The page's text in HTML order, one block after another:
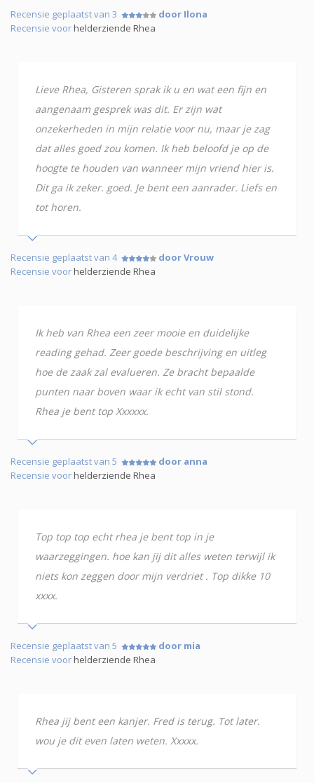
Recensie geplaatst van 3
door Ilona
Recensie voorhelderziende Rhea
Lieve Rhea, Gisteren sprak ik u en wat een fijn en
aangenaam gesprek was dit. Er zijn wat
onzekerheden in mijn relatie voor nu, maar je zag
dat alles goed zou komen. Ik heb beloofd je op de
hoogte te houden van wanneer mijn vriend hier is.
Dit ga ik zeker. goed. Je bent een aanrader. Liefs en
tot horen.
Recensie geplaatst van 4
door Vrouw
Recensie voorhelderziende Rhea
Ik heb van Rhea een zeer mooie en duidelijke
reading gehad. Zeer goede beschrijving en uitleg
hoe de zaak zal evalueren. Ze bracht bepaalde
punten naar boven waar ik echt van stil stond.
Rhea je bent top Xxxxxx.
Recensie geplaatst van 5
door anna
Recensie voorhelderziende Rhea
Top top top echt rhea je bent top in je
waarzeggingen. hoe kan jij dit alles weten terwijl ik
niets kon zeggen door mijn verdriet . Top dikke 10
xxxx.
Recensie geplaatst van 5
door mia
Recensie voorhelderziende Rhea
Rhea jij bent een kanjer. Fred is terug. Tot later.
wou je dit even laten weten. Xxxxx.